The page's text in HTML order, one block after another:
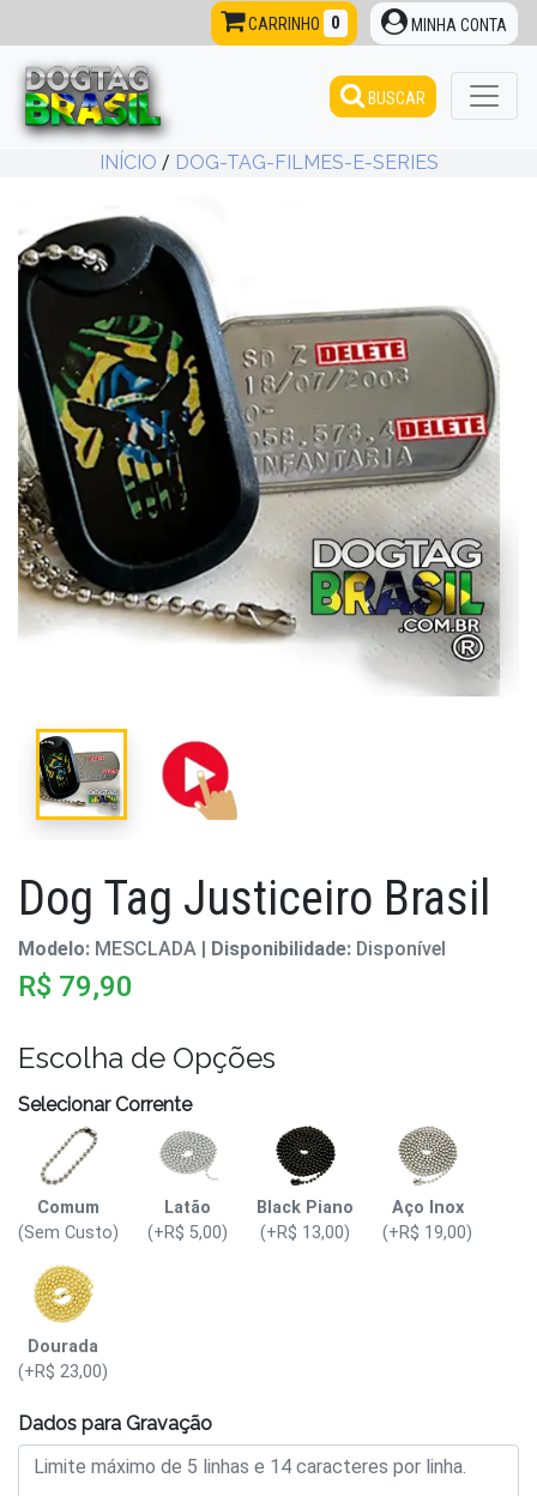
CARRINHO 0 MINHA CONTA
BUSCAR
INÍCIO / DOG-TAG-FILMES-E-SERIES
Dog Tag Justiceiro Brasil
Modelo: MESCLADA | Disponibilidade: Disponível
R$ 79,90
Escolha de Opções
Selecionar Corrente
Comum
(Sem Custo)
Latão
(+R$ 5,00)
Black Piano
(+R$ 13,00)
Aço Inox
(+R$ 19,00)
Dourada
(+R$ 23,00)
Dados para Gravação